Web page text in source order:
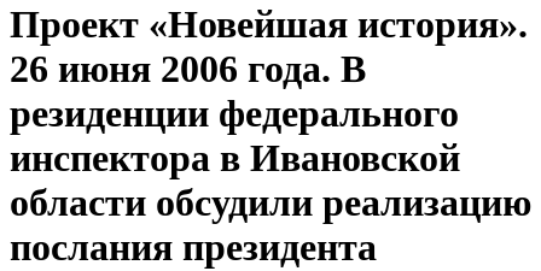
Проект «Новейшая история».
26 июня 2006 года. В
резиденции федерального
инспектора в Ивановской
области обсудили реализацию
послания президента